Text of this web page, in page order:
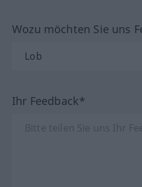
Wozu möchten Sie uns
Ihr Feedback*